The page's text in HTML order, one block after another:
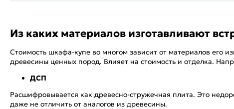
Из каких материалов изготавливают
Стоимость шкафа-купе во многом зависит от материалов его
древесины ценных пород. Влияет на стоимость и отделка.
ДСП
Расшифровывается как древесно-стружечная плита. Это
даже не отличить от аналогов из древесины.